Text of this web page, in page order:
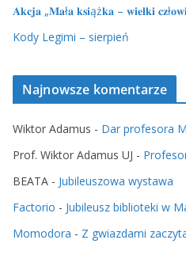
𝐀𝐤𝐜𝐣𝐚 „𝐌𝐚ł𝐚 𝐤𝐬𝐢ąż𝐤𝐚 – 𝐰𝐢𝐞𝐥𝐤𝐢
Kody Legimi – sierpień
Najnowsze komentarze
Wiktor Adamus - Dar profesora
Prof. Wiktor Adamus UJ -
BEATA - Jubileuszowa wystawa
Factorio - Jubileusz biblioteki w
Momodora - Z gwiazdami